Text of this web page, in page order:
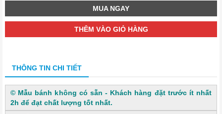
MUA NGAY
THÊM VÀO GIỎ HÀNG
THÔNG TIN CHI TIẾT
© Mẫu bánh không có sẵn - Khách hàng đặt trước ít nhất
2h để đạt chất lượng tốt nhất.